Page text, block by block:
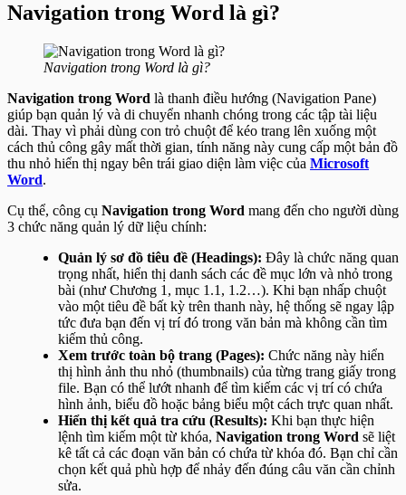
Navigation trong Word là gì?
Navigation trong Word là gì?
Navigation trong Word là thanh điều hướng (Navigation Pane)
giúp bạn quản lý và di chuyển nhanh chóng trong các tập tài liệu
dài. Thay vì phải dùng con trỏ chuột để kéo trang lên xuống một
cách thủ công gây mất thời gian, tính năng này cung cấp một bản đồ
thu nhỏ hiển thị ngay bên trái giao diện làm việc của Microsoft
Word.
Cụ thể, công cụ Navigation trong Word mang đến cho người dùng
3 chức năng quản lý dữ liệu chính:
Quản lý sơ đồ tiêu đề (Headings): Đây là chức năng quan
trọng nhất, hiển thị danh sách các đề mục lớn và nhỏ trong
bài (như Chương 1, mục 1.1, 1.2…). Khi bạn nhấp chuột
vào một tiêu đề bất kỳ trên thanh này, hệ thống sẽ ngay lập
tức đưa bạn đến vị trí đó trong văn bản mà không cần tìm
kiếm thủ công.
Xem trước toàn bộ trang (Pages): Chức năng này hiển
thị hình ảnh thu nhỏ (thumbnails) của từng trang giấy trong
file. Bạn có thể lướt nhanh để tìm kiếm các vị trí có chứa
hình ảnh, biểu đồ hoặc bảng biểu một cách trực quan nhất.
Hiển thị kết quả tra cứu (Results): Khi bạn thực hiện
lệnh tìm kiếm một từ khóa, Navigation trong Word sẽ liệt
kê tất cả các đoạn văn bản có chứa từ khóa đó. Bạn chỉ cần
chọn kết quả phù hợp để nhảy đến đúng câu văn cần chỉnh
sửa.